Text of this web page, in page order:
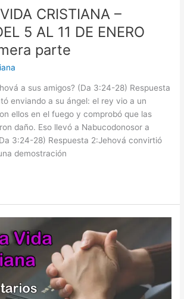
CRISTIANA –
5 AL 11 DE ENERO
parte
a sus amigos? (Da 3:24-28) Respuesta
enviando a su ángel: el rey vio a un
ellos en el fuego y comprobó que las
daño. Eso llevó a Nabucodonosor a
3:24-28) Respuesta 2:Jehová convirtió
demostración